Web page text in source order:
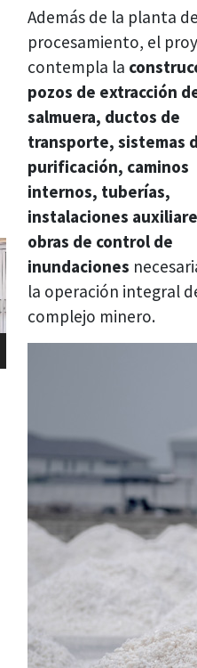
Además de la planta de
procesamiento, el
contempla la
pozos de extracción
salmuera, ductos de
transporte, sistemas
purificación, caminos
internos, tuberías,
instalaciones
obras de control de
inundaciones
la operación integral
complejo minero.